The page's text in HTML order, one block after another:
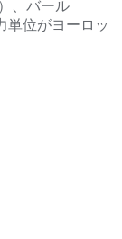
、バール
単位がヨーロッ